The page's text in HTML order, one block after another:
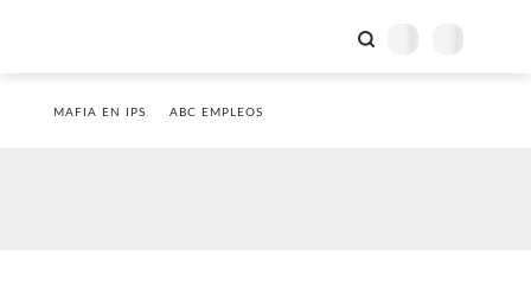
MAFIA EN IPS ABC EMPLEOS